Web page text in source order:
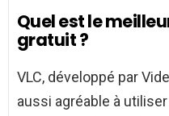
Quel est le
gratuit ?
VLC, développé par
aussi agréable à